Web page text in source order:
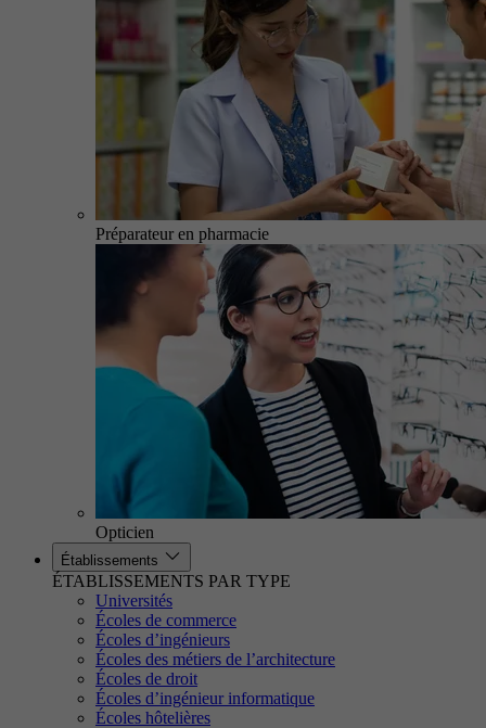
Préparateur en pharmacie
Opticien
Établissements
ÉTABLISSEMENTS PAR TYPE
Universités
Écoles de commerce
Écoles d’ingénieurs
Écoles des métiers de l’architecture
Écoles de droit
Écoles d’ingénieur informatique
Écoles hôtelières